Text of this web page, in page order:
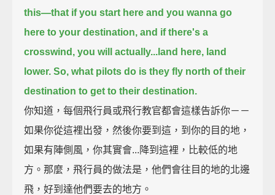
this—that if you start here and you wanna go
here to your destination, and if there's a
crosswind, you will actually...land here, land
lower. So, what pilots do is they fly north of their
destination to get to their destination.
你知道，每個飛行員或飛行教官都會這樣告訴你－－
如果你從這裡出發，然後你要到這，到你的目的地，
如果有陣側風，你其實會...降到這裡，比較低的地
方。那麼，飛行員的做法是，他們會往目的地的北邊
飛，好到達他們要去的地方。